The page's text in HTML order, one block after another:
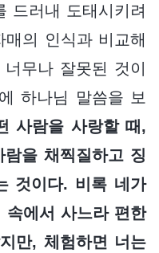
드러내 도태시키려
의 인식과 비교해
무나 잘못된 것이
하나님 말씀을 보
사람을 사랑할 때,
을 채찍질하고 징
것이다. 비록 네가
속에서 사느라 편한
만, 체험하면 너는